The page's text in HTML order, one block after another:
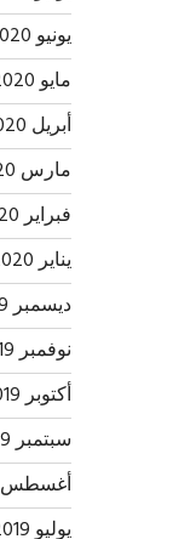
يونيو 2020
مايو 2020
أبريل 2020
مارس 2020
فبراير 2020
يناير 2020
ديسمبر 2019
نوفمبر 2019
أكتوبر 2019
سبتمبر 2019
أغسطس 2019
يوليو 2019